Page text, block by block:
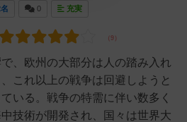
0 充実
、欧州の大部分は人の踏み入れ
これ以上の戦争は回避しようと
いる。戦争の特需に伴い数多く
技術が開発され、国々は世界大